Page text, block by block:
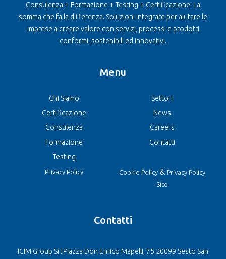
Consulenza + Formazione + Testing + Certificazione: La
somma che fa la differenza. Soluzioni integrate per aiutare le
imprese a creare valore con servizi, processi e prodotti
conformi, sostenibili ed innovativi.
Menu
Chi Siamo
Certificazione
Consulenza
Formazione
Testing
Privacy Policy
Settori
News
Careers
Contatti
Cookie Policy& Privacy Policy
Sito
Contatti
ICIM Group Srl Piazza Don Enrico Mapelli, 75 20099 Sesto San